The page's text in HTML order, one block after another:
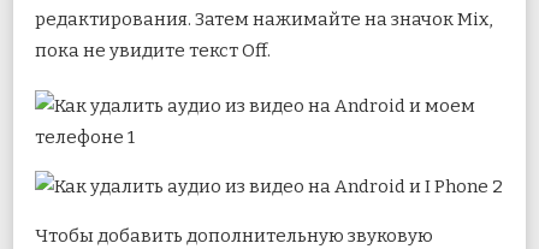
редактирования. Затем нажимайте на значок Mix,
пока не увидите текст Off.
Чтобы добавить дополнительную звуковую